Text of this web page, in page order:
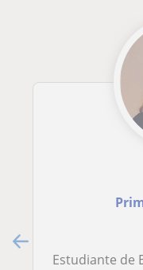
Estudiante de